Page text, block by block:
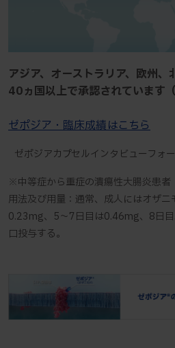
アジア、オーストラリア、欧州
40ヵ国以上で承認されています
ゼポジア・臨床成績はこちら
ゼポジアカプセルインタビューフォ
※中等症から重症の潰瘍性大腸炎患者
用法及び用量：通常、成人にはオザ
0.23mg、5～7日目は0.46mg、8日
口投与する。